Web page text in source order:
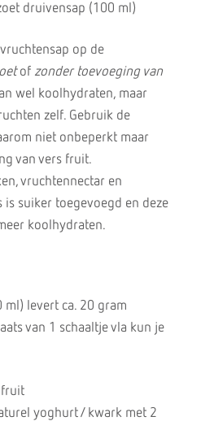
druivensap (100 ml)
op de
of zonder toevoeging van
wel koolhydraten, maar
zelf. Gebruik de
niet onbeperkt maar
van vers fruit.
vruchtennectar en
suiker toegevoegd en deze
koolhydraten.
ml) levert ca. 20 gram
van 1 schaaltje vla kun je
fruit
yoghurt / kwark met 2